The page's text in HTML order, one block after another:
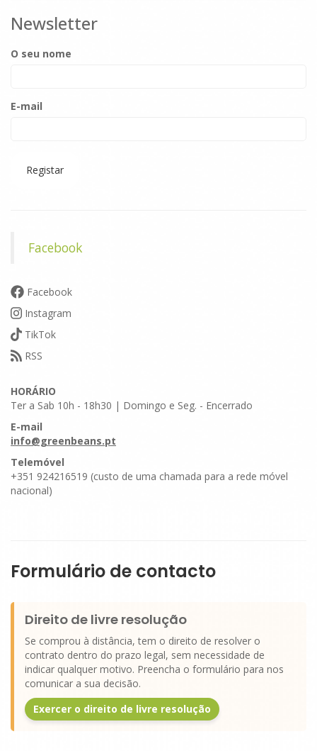
Newsletter
O seu nome
E-mail
Registar
Facebook
Facebook
Instagram
TikTok
RSS
HORÁRIO
Ter a Sab 10h - 18h30 | Domingo e Seg. - Encerrado
E-mail
info@greenbeans.pt
Telemóvel
+351 924216519 (custo de uma chamada para a rede móvel
nacional)
Formulário de contacto
Direito de livre resolução
Se comprou à distância, tem o direito de resolver o
contrato dentro do prazo legal, sem necessidade de
indicar qualquer motivo. Preencha o formulário para nos
comunicar a sua decisão.
Exercer o direito de livre resolução